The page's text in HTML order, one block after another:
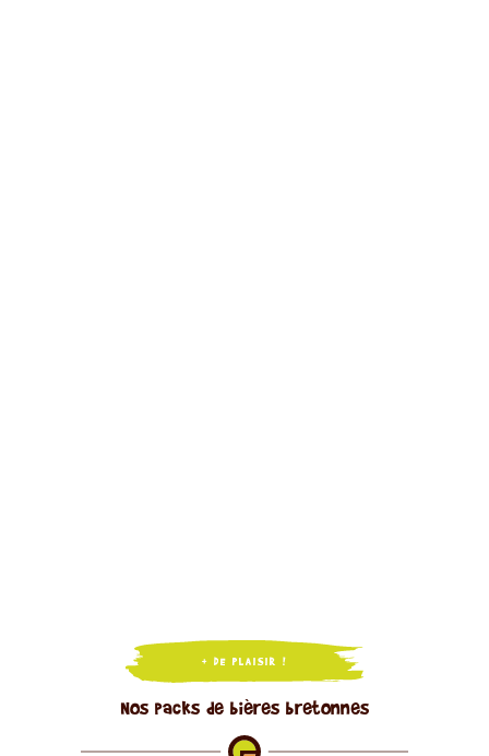
+ DE PLAISIR !
Nos packs de bières bretonnes